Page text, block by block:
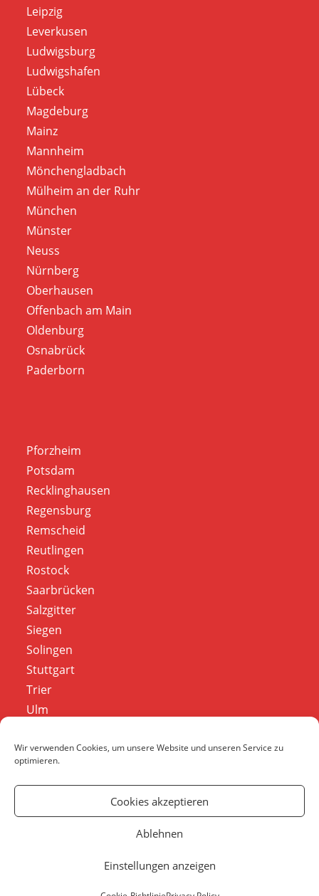
Wir verwenden Cookies, um unsere Website und unseren Service zu
optimieren.
Cookies akzeptieren
Ablehnen
Einstellungen anzeigen
Leipzig
Leverkusen
Ludwigsburg
Ludwigshafen
Lübeck
Magdeburg
Mainz
Mannheim
Mönchengladbach
Mülheim an der Ruhr
München
Münster
Neuss
Nürnberg
Oberhausen
Offenbach am Main
Oldenburg
Osnabrück
Paderborn
Pforzheim
Potsdam
Recklinghausen
Regensburg
Remscheid
Reutlingen
Rostock
Saarbrücken
Salzgitter
Siegen
Solingen
Stuttgart
Trier
Ulm
Wolfsburg
Wuppertal
Würzburg
deine Bestellung über diesen Link platzierst, erhalten wir eine kleine